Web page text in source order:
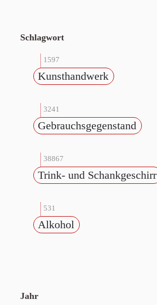
Schlagwort
1597
Kunsthandwerk
3241
Gebrauchsgegenstand
38867
Trink- und Schankgeschirr
531
Alkohol
Jahr